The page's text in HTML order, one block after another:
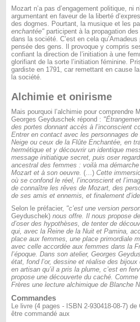
Mozart n’a pas d’engagement politique, ni
argumentant en faveur de la liberté
des dogmes. Pourtant, la musique et les
enchantée" participent à la propagation
dans la société. C’est en cela
pensée des gens. Il provoque y compris
confiant la direction de l’initiation à une
glorifiant de la sorte l’initiation féminine.
gardiste en 1791, car remettant en cause
la société.
Alchimie et onirisme
Mais pourquoi l’alchimie pour comprendre
Georges Geyduschek répond :
des portes donnant accès à l’inconscient
Entrer en contact avec les personnages
Neige ou ceux de la Flûte Enchantée, en
hermétique et y découvrir un identique
message initiatique secret, puis oser
ancestral des femmes : voilà ma
Mozart et à son oeuvre. (…)Cette
où se confond le réel, l’inconscient et
de connaître les rêves de Mozart, des
de ses amis et ennemis, et finalement
Selon le préfacier, "c’est une version
Geyduschek)nous offre. Il nous propose
d’oser des hypothèses, de tenter de
qui, avec la Reine de la Nuit et Pamina,
place aux femmes, une place primordiale
avec celle accordée aux femmes dans la
l’époque. Dans son atelier, Georges
état, fond l’or, dessine et réalise des
en artisan qu’il a pris la plume, c’est en
propose une découverte du caché. Comme
Frères une lecture alchimique de Blanche
Commandes
Le livre (4 pages - ISBN 2-930418-08-7)
être commandé aux